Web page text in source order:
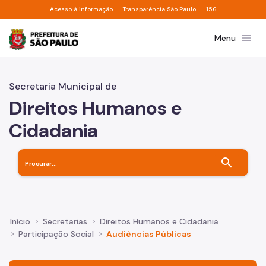
Pular para o Conteúdo principal
Acesso à informação Divisor de acesso à informação
Transparência São Paulo Divisor de
156
Prefeitura de São PauloMenu menu
Secretaria Municipal de
Direitos Humanos e
Cidadania
search
Início Secretarias
Direitos Humanos e Cidadania
Participação Social
Audiências Públicas